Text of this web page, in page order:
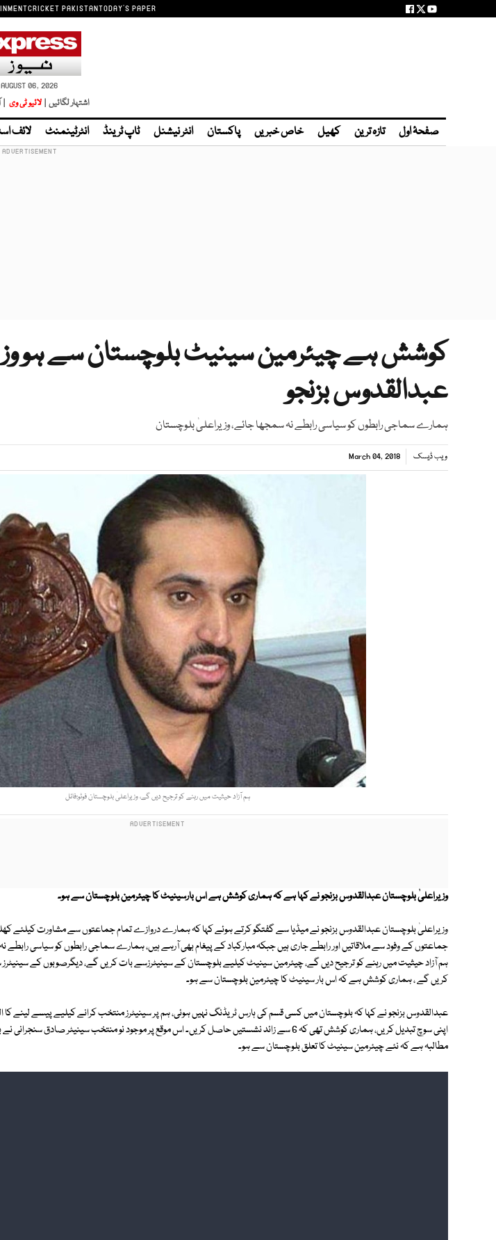
CRICKET PAKISTANTODAY'S PAPER
AUGUST 06, 2026
اشتہار لگائیں | لائیو ٹی وی |
صفحۂ اول تازہ ترین کھیل خاص خبریں پاکستان انٹر نیشنل ٹاپ ٹرینڈ انٹرٹینمنٹ لائف
کوشش ہے چیئرمین سینیٹ بلوچستان سے ہو
عبدالقدوس بزنجو
ہمارے سماجی رابطوں کو سیاسی رابطے نہ سمجھا جائے، وزیراعلیٰ بلوچستان
ویب ڈیسک March 04, 2018
ہم آزاد حیثیت میں رہنے کو ترجیح دیں گے، وزیراعلیٰ بلوچستان فوٹو:فائل
وزیراعلیٰ بلوچستان عبدالقدوس بزنجو نے کہا ہے کہ ہماری کوشش ہے اس بارسینیٹ کا چیئرمین بلوچستان سے ہو۔
وزیراعلیٰ بلوچستان عبدالقدوس بزنجو نے میڈیا سے گفتگو کرتے ہوئے کہا کہ ہمارے دروازے تمام جماعتوں سے مشاورت کیلئے
جماعتوں کے وفود سے ملاقاتیں اور رابطے جاری ہیں جبکہ مبارکباد کے پیغام بھی آرہے ہیں، ہمارے سماجی رابطوں کو سیاسی رابطے
ہم آزاد حیثیت میں رہنے کو ترجیح دیں گے، چیئرمین سینیٹ کیلیے بلوچستان کے سینیٹرزسے بات کریں گے، دیگرصوبوں کے
کریں گے ، ہماری کوشش ہے کہ اس بار سینیٹ کا چیئرمین بلوچستان سے ہو۔
عبدالقدوس بزنجو نے کہا کہ بلوچستان میں کسی قسم کی ہارس ٹریڈنگ نہیں ہوئی، ہم پر سینیٹرز منتخب کرانے کیلیے پیسے لینے کا
اپنی سوچ تبدیل کریں، ہماری کوشش تھی کہ 6 سے زائد نشستیں حاصل کریں۔ اس موقع پر موجود نو منتخب سینیٹر صادق
مطالبہ ہے کہ نئے چیئرمین سینیٹ کا تعلق بلوچستان سے ہو۔